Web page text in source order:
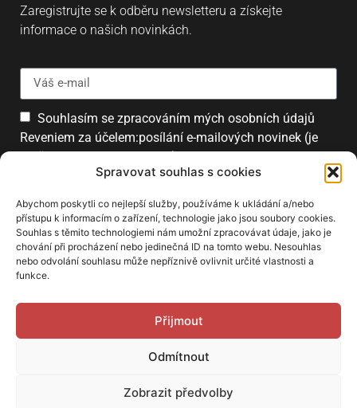
Spravovat souhlas s cookies
Abychom poskytli co nejlepší služby, používáme k ukládání a/nebo
přístupu k informacím o zařízení, technologie jako jsou soubory cookies.
Souhlas s těmito technologiemi nám umožní zpracovávat údaje, jako je
chování při procházení nebo jedinečná ID na tomto webu. Nesouhlas
nebo odvolání souhlasu může nepříznivě ovlivnit určité vlastnosti a
funkce.
Přijmout
Odmítnout
Zobrazit předvolby
Zaregistrujte se k odběru newsletteru a získejte
informace o našich novinkách.
Souhlasím se zpracováním mých osobních údajů
Reveniem za účelem:posílání e-mailových novinek (je
možné se kdykoliv odhlásit).
PARTNEŘI